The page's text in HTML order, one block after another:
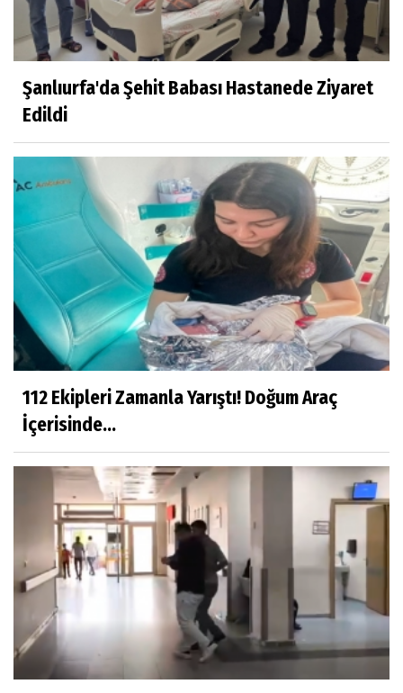
Şanlıurfa'da Şehit Babası Hastanede Ziyaret
Edildi
112 Ekipleri Zamanla Yarıştı! Doğum Araç
İçerisinde...